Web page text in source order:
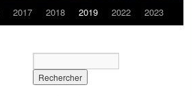
2017 2018 2019 2022 2023